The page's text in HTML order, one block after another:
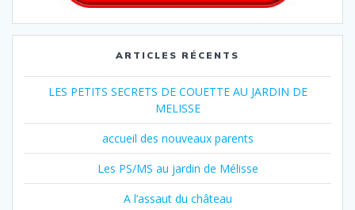
ARTICLES RÉCENTS
LES PETITS SECRETS DE COUETTE AU JARDIN DE
MELISSE
accueil des nouveaux parents
Les PS/MS au jardin de Mélisse
A l’assaut du château